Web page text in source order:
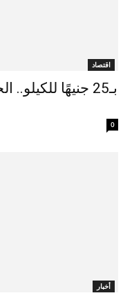
اقتصاد
بـ25 جنيهًا
0
أخبار